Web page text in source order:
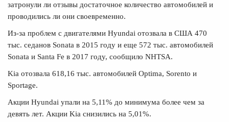
затронули ли отзывы достаточное количество автомобилей и
проводились ли они своевременно.
Из-за проблем с двигателями Hyundai отозвала в США 470
тыс. седанов Sonata в 2015 году и еще 572 тыс. автомобилей
Sonata и Santa Fe в 2017 году, сообщило NHTSA.
Kia отозвала 618,16 тыс. автомобилей Optima, Sorento и
Sportage.
Акции Hyundai упали на 5,11% до минимума более чем за
девять лет. Акции Kia снизились на 5,01%.